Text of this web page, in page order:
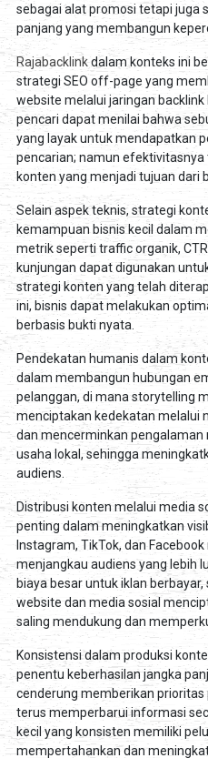
sebagai alat promosi tetapi juga
panjang yang membangun
Rajabacklinkdalam konteks ini
strategi SEO off-page yang
website melalui jaringan
pencari dapat menilai bahwa
yang layak untuk mendapatkan
pencarian; namun
konten yang menjadi tujuan dari
Selain aspek teknis, strategi
kemampuan bisnis kecil dalam
metrik seperti traffic organik,
kunjungan dapat digunakan
strategi konten yang telah
ini, bisnis dapat melakukan
berbasis bukti nyata.
Pendekatan humanis dalam
dalam membangun hubungan
pelanggan, di mana storytelling
menciptakan kedekatan melalui
dan mencerminkan
usaha lokal, sehingga
audiens.
Distribusi konten melalui media
penting dalam meningkatkan
Instagram, TikTok, dan
menjangkau audiens yang lebih
biaya besar untuk iklan
website dan media sosial
saling mendukung dan
Konsistensi dalam produksi
penentu keberhasilan jangka
cenderung memberikan
terus memperbarui informasi
kecil yang konsisten memiliki
mempertahankan dan